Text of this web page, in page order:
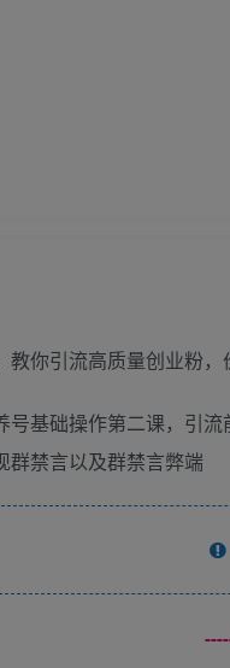
教你引流高质量创业粉，
号基础操作第二课，引
群禁言以及群禁言弊端